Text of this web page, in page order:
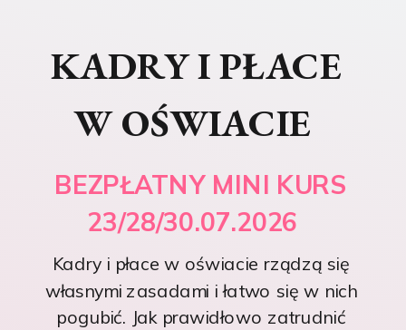
BEZPŁATNY MINI KURS
Kadry i płace w oświacie rządzą się
własnymi zasadami i łatwo się w nich
pogubić. Jak prawidłowo zatrudnić
KADRY I PŁACE
W OŚWIACIE
23/28/30.07.2026